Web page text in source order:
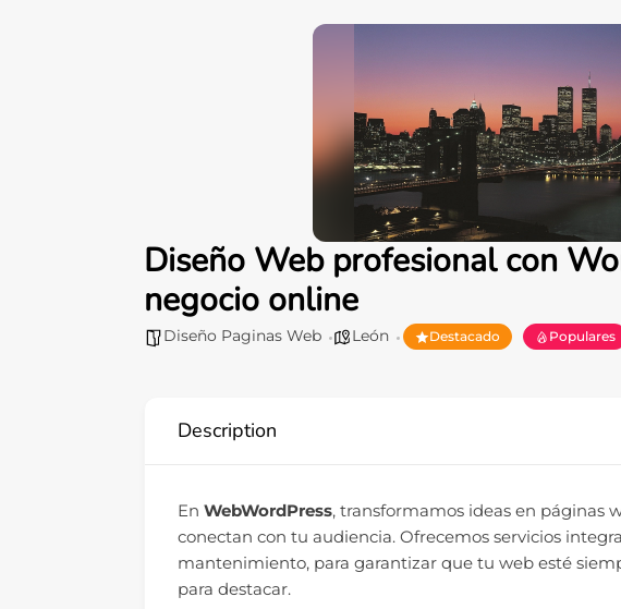
Diseño Web profesional con
negocio online
Diseño Paginas Web León Destacado Populares
Description
En WebWordPress, transformamos ideas en páginas
conectan con tu audiencia. Ofrecemos servicios
mantenimiento, para garantizar que tu web esté
para destacar.